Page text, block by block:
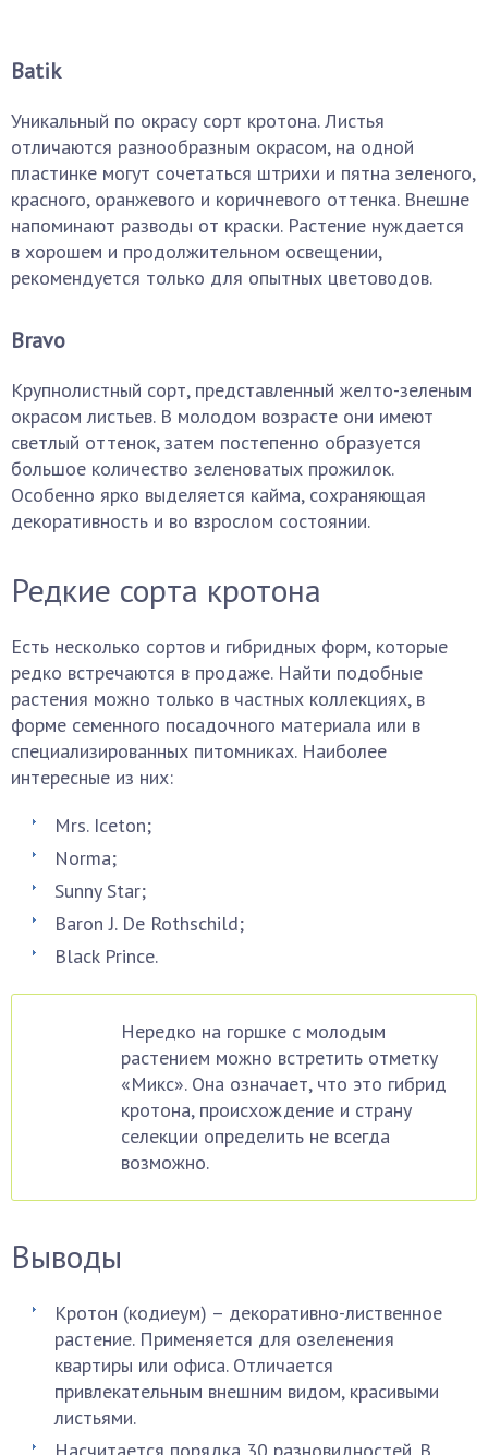
Batik
Уникальный по окрасу сорт кротона. Листья
отличаются разнообразным окрасом, на одной
пластинке могут сочетаться штрихи и пятна зеленого,
красного, оранжевого и коричневого оттенка. Внешне
напоминают разводы от краски. Растение нуждается
в хорошем и продолжительном освещении,
рекомендуется только для опытных цветоводов.
Bravo
Крупнолистный сорт, представленный желто-зеленым
окрасом листьев. В молодом возрасте они имеют
светлый оттенок, затем постепенно образуется
большое количество зеленоватых прожилок.
Особенно ярко выделяется кайма, сохраняющая
декоративность и во взрослом состоянии.
Редкие сорта кротона
Есть несколько сортов и гибридных форм, которые
редко встречаются в продаже. Найти подобные
растения можно только в частных коллекциях, в
форме семенного посадочного материала или в
специализированных питомниках. Наиболее
интересные из них:
Mrs. Iceton;
Norma;
Sunny Star;
Baron J. De Rothschild;
Black Prince.
Нередко на горшке с молодым
растением можно встретить отметку
«Микс». Она означает, что это гибрид
кротона, происхождение и страну
селекции определить не всегда
возможно.
Выводы
Кротон (кодиеум) – декоративно-лиственное
растение. Применяется для озеленения
квартиры или офиса. Отличается
привлекательным внешним видом, красивыми
листьями.